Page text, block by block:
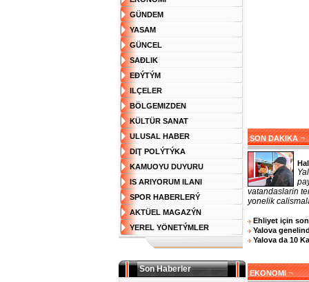
GÜNDEM
YASAM
GÜNCEL
SAĐLIK
EĐÝTÝM
ILÇELER
BÖLGEMIZDEN
KÜLTÜR SANAT
ULUSAL HABER
DIŢ POLÝTÝKA
KAMUOYU DUYURU
IS ARIYORUM ILANI
SPOR HABERLERÝ
AKTÜEL MAGAZÝN
YEREL YÖNETÝMLER
Son Haberler
SON DAKIKA ¬
vatandaslarin
yonelik
Ehliyet için
Yalova
Yalova da 10
EKONOMI ¬